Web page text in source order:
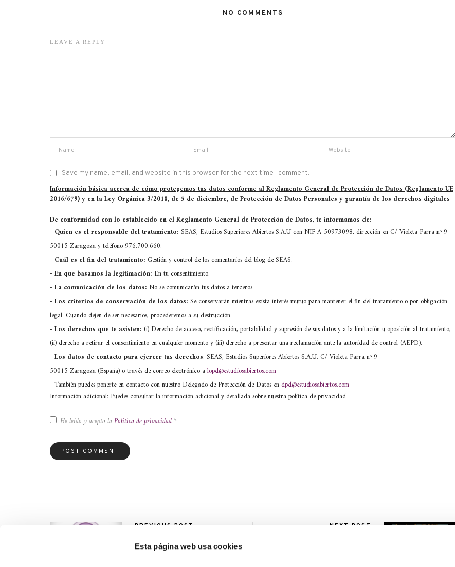
Esta página web usa cookies
NO COMMENTS
LEAVE A REPLY
Save my name, email, and website in this browser for the next time I comment.
Información básica acerca de cómo protegemos tus datos conforme al Reglamento General de Protección de Datos (Reglamento UE
2016/679) y en la Ley Orgánica 3/2018, de 5 de diciembre, de Protección de Datos Personales y garantía de los derechos digitales
De conformidad con lo establecido en el Reglamento General de Protección de Datos, te informamos de:
- Quien es el responsable del tratamiento: SEAS, Estudios Superiores Abiertos S.A.U con NIF A-50973098, dirección en C/ Violeta Parra nº 9 –
50015 Zaragoza y teléfono 976.700.660.
- Cuál es el fin del tratamiento: Gestión y control de los comentarios del blog de SEAS.
- En que basamos la legitimación: En tu consentimiento.
- La comunicación de los datos: No se comunicarán tus datos a terceros.
- Los criterios de conservación de los datos: Se conservarán mientras exista interés mutuo para mantener el fin del tratamiento o por obligación
legal. Cuando dejen de ser necesarios, procederemos a su destrucción.
- Los derechos que te asisten: (i) Derecho de acceso, rectificación, portabilidad y supresión de sus datos y a la limitación u oposición al tratamiento,
(ii) derecho a retirar el consentimiento en cualquier momento y (iii) derecho a presentar una reclamación ante la autoridad de control (AEPD).
- Los datos de contacto para ejercer tus derechos: SEAS, Estudios Superiores Abiertos S.A.U. C/ Violeta Parra nº 9 –
50015 Zaragoza (España) o través de correo electrónico alopd@estudiosabiertos.com
- También puedes ponerte en contacto con nuestro Delegado de Protección de Datos en dpd@estudiosabiertos.com
Información adicional: Puedes consultar la información adicional y detallada sobre nuestra política de privacidad
He leído y acepto la Política de privacidad *
PREVIOUS POST
podcasting?
NEXT POST